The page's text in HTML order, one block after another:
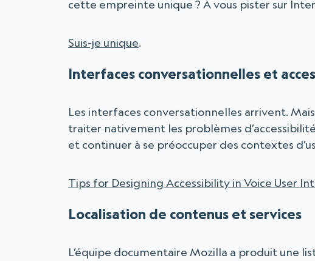
cette empreinte unique ? À vous pister sur
Suis-je unique.
Interfaces conversationnelles et
Les interfaces conversationnelles arrivent.
traiter nativement les problèmes
et continuer à se préoccuper des contextes
Tips for Designing Accessibility in Voice User
Localisation de contenus et services
L’équipe documentaire Mozilla a produit une